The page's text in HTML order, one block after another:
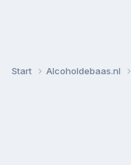
Start Alcoholdebaas.nl